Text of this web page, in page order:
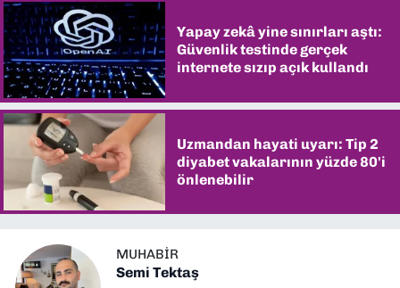
Yapay zekâ yine sınırları aştı:
Güvenlik testinde gerçek
internete sızıp açık kullandı
Uzmandan hayati uyarı: Tip 2
diyabet vakalarının yüzde 80'i
önlenebilir
MUHABIR
Semi Tektaş